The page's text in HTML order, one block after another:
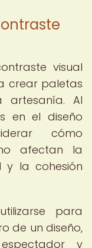
visual
crear paletas
artesanía. Al
en el diseño
cómo
afectan la
y la cohesión
para
de un diseño,
y